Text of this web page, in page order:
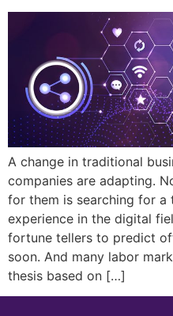
A change in traditional
companies are adapting.
for them is searching for
experience in the digital
fortune tellers to predict
soon. And many labor
thesis based on […]